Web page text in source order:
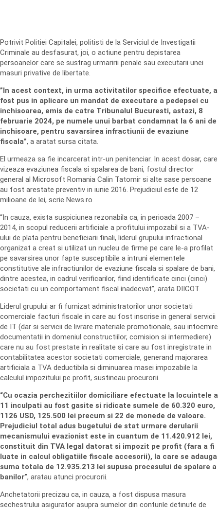
Potrivit Politiei Capitalei, politisti de la Serviciul de Investigatii
Criminale au desfasurat, joi, o actiune pentru depistarea
persoanelor care se sustrag urmaririi penale sau executarii unei
masuri privative de libertate.
”In acest context, in urma activitatilor specifice efectuate, a
fost pus in aplicare un mandat de executare a pedepsei cu
inchisoarea, emis de catre Tribunalul Bucuresti, astazi, 8
februarie 2024, pe numele unui barbat condamnat la 6 ani de
inchisoare, pentru savarsirea infractiunii de evaziune
fiscala”, a aratat sursa citata.
El urmeaza sa fie incarcerat intr-un penitenciar. In acest dosar, care
vizeaza evaziunea fiscala si spalarea de bani, fostul director
general al Microsoft Romania Calin Tatomir si alte sase persoane
au fost arestate preventiv in iunie 2016. Prejudiciul este de 12
milioane de lei, scrie News.ro.
“In cauza, exista suspiciunea rezonabila ca, in perioada 2007 –
2014, in scopul reducerii artificiale a profitului impozabil si a TVA-
ului de plata pentru beneficiarii finali, liderul grupului infractional
organizat a creat si utilizat un nucleu de firme pe care le-a profilat
pe savarsirea unor fapte susceptibile a intruni elementele
constitutive ale infractiunilor de evaziune fiscala si spalare de bani,
dintre acestea, in cadrul verificarilor, fiind identificate cinci (cinci)
societati cu un comportament fiscal inadecvat”, arata DIICOT.
Liderul grupului ar fi furnizat administratorilor unor societati
comerciale facturi fiscale in care au fost inscrise in general servicii
de IT (dar si servicii de livrare materiale promotionale, sau intocmire
documentatii in domeniul constructiilor, comision si intermediere)
care nu au fost prestate in realitate si care au fost inregistrate in
contabilitatea acestor societati comerciale, generand majorarea
artificiala a TVA deductibila si diminuarea masei impozabile la
calculul impozitului pe profit, sustineau procurorii.
“Cu ocazia perchezitiilor domiciliare efectuate la locuintele a
11 inculpati au fost gasite si ridicate sumele de 60.320 euro,
1126 USD, 125.500 lei precum si 22 de monede de valoare.
Prejudiciul total adus bugetului de stat urmare derularii
mecanismului evazionist este in cuantum de 11.420.912 lei,
constituit din TVA legal datorat si impozit pe profit (fara a fi
luate in calcul obligatiile fiscale accesorii), la care se adauga
suma totala de 12.935.213 lei supusa procesului de spalare a
banilor”, aratau atunci procurorii.
Anchetatorii precizau ca, in cauza, a fost dispusa masura
sechestrului asigurator asupra sumelor din conturile detinute de